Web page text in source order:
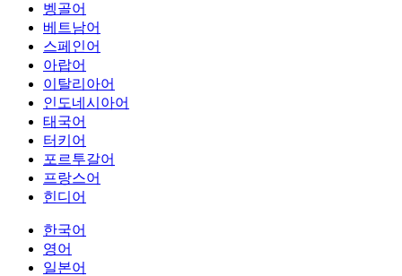
벵골어
베트남어
스페인어
아랍어
이탈리아어
인도네시아어
태국어
터키어
포르투갈어
프랑스어
힌디어
한국어
영어
일본어